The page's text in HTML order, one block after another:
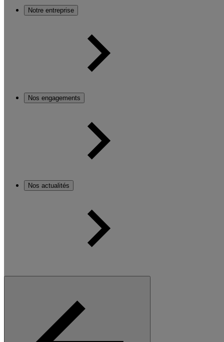
Notre entreprise
Nos engagements
Nos actualités